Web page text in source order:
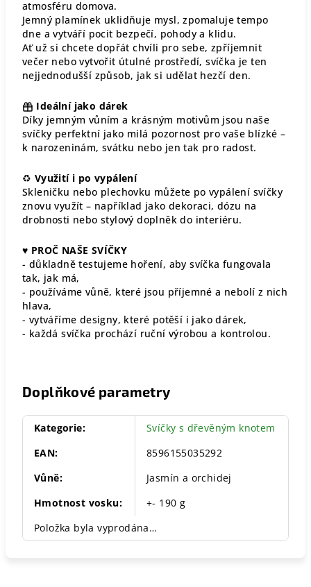
atmosféru domova.
Jemný plamínek uklidňuje mysl, zpomaluje tempo
dne a vytváří pocit bezpečí, pohody a klidu.
Ať už si chcete dopřát chvíli pro sebe, zpříjemnit
večer nebo vytvořit útulné prostředí, svíčka je ten
nejjednodušší způsob, jak si udělat hezčí den.
Ideální jako dárek
Díky jemným vůním a krásným motivům jsou naše
svíčky perfektní jako milá pozornost pro vaše blízké –
k narozeninám, svátku nebo jen tak pro radost.
♻ Využití i po vypálení
Skleničku nebo plechovku můžete po vypálení svíčky
znovu využít – například jako dekoraci, dózu na
drobnosti nebo stylový doplněk do interiéru.
♥ PROČ NAŠE SVÍČKY
- důkladně testujeme hoření, aby svíčka fungovala
tak, jak má,
- používáme vůně, které jsou příjemné a nebolí z nich
hlava,
- vytváříme designy, které potěší i jako dárek,
- každá svíčka prochází ruční výrobou a kontrolou.
Doplňkové parametry
Kategorie:
Svíčky s dřevěným knotem
EAN:
8596155035292
Vůně:
Jasmín a orchidej
Hmotnost vosku:
+- 190 g
Položka byla vyprodána…